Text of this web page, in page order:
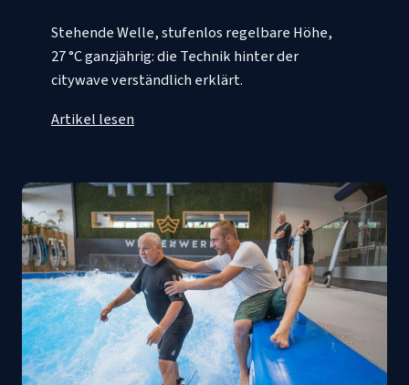
Stehende Welle, stufenlos regelbare Höhe,
27 °C ganzjährig: die Technik hinter der
citywave verständlich erklärt.
Artikel lesen